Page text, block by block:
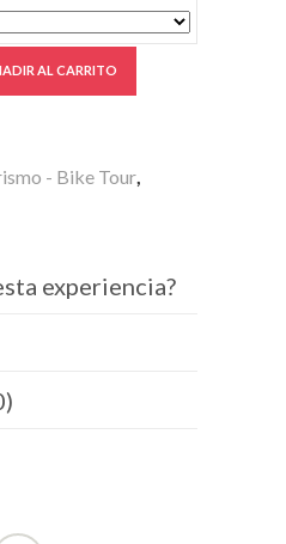
AL CARRITO
- Bike Tour,
experiencia?